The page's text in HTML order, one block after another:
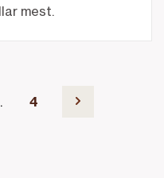
mest.
sida
Gå till sida
4av 4 Gå till nästa